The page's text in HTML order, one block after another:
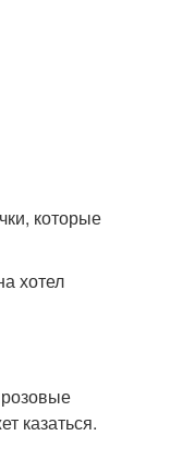
которые
хотел
казаться.